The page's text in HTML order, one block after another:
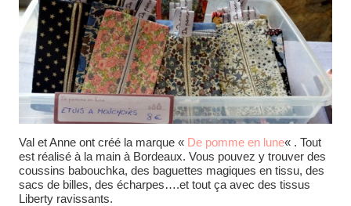
Val et Anne ont créé la marque « De pomme en lune« . Tout
est réalisé à la main à Bordeaux. Vous pouvez y trouver des
coussins babouchka, des baguettes magiques en tissu, des
sacs de billes, des écharpes….et tout ça avec des tissus
Liberty ravissants.